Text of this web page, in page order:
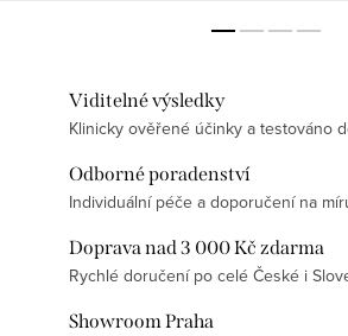
Viditelné výsledky
Klinicky ověřené účinky a testováno
Odborné poradenství
Individuální péče a doporučení na
Doprava nad 3 000 Kč zdarma
Rychlé doručení po celé České i
Showroom Praha